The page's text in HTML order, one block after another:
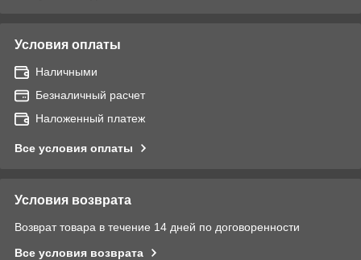
Условия оплаты
Наличными
Безналичный расчет
Наложенный платеж
Все условия оплаты
Условия возврата
Возврат товара в течение 14 дней по договоренности
Все условия возврата